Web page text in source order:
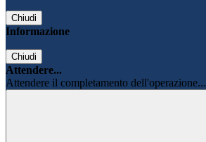
Chiudi
Informazione
Chiudi
Attendere...
Attendere il completamento dell'operazione...